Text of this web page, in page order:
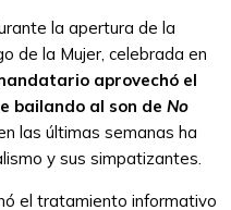
la apertura de la
de la Mujer, celebrada en
aprovechó el
bailando al son de No
las últimas semanas ha
y sus simpatizantes.
el tratamiento informativo